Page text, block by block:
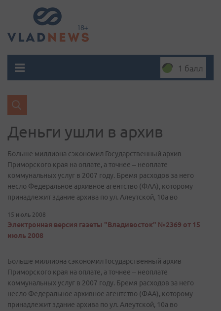
1 балл
Деньги ушли в архив
Больше миллиона сэкономил Государственный архив
Приморского края на оплате, а точнее – неоплате
коммунальных услуг в 2007 году. Бремя расходов за него
несло Федеральное архивное агентство (ФАА), которому
принадлежит здание архива по ул. Алеутской, 10а во
15 июль 2008
Электронная версия газеты "Владивосток" №2369 от 15
июль 2008
Больше миллиона сэкономил Государственный архив
Приморского края на оплате, а точнее – неоплате
коммунальных услуг в 2007 году. Бремя расходов за него
несло Федеральное архивное агентство (ФАА), которому
принадлежит здание архива по ул. Алеутской, 10а во